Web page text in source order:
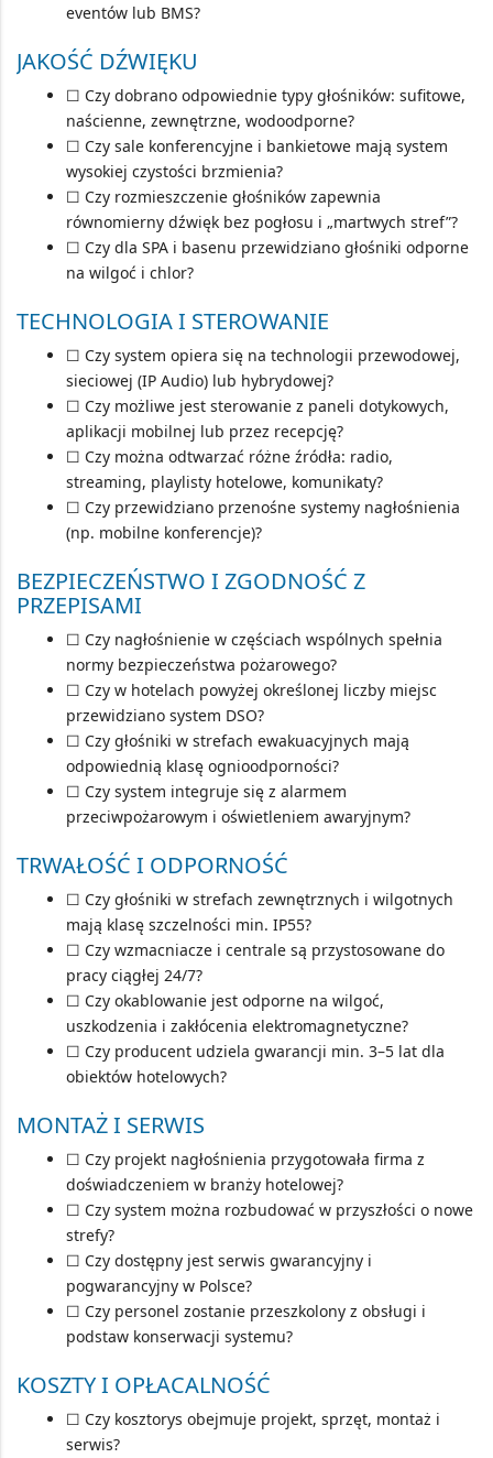
eventów lub BMS?
JAKOŚĆ DŹWIĘKU
☐ Czy dobrano odpowiednie typy głośników: sufitowe,
naścienne, zewnętrzne, wodoodporne?
☐ Czy sale konferencyjne i bankietowe mają system
wysokiej czystości brzmienia?
☐ Czy rozmieszczenie głośników zapewnia
równomierny dźwięk bez pogłosu i „martwych stref”?
☐ Czy dla SPA i basenu przewidziano głośniki odporne
na wilgoć i chlor?
TECHNOLOGIA I STEROWANIE
☐ Czy system opiera się na technologii przewodowej,
sieciowej (IP Audio) lub hybrydowej?
☐ Czy możliwe jest sterowanie z paneli dotykowych,
aplikacji mobilnej lub przez recepcję?
☐ Czy można odtwarzać różne źródła: radio,
streaming, playlisty hotelowe, komunikaty?
☐ Czy przewidziano przenośne systemy nagłośnienia
(np. mobilne konferencje)?
BEZPIECZEŃSTWO I ZGODNOŚĆ Z
PRZEPISAMI
☐ Czy nagłośnienie w częściach wspólnych spełnia
normy bezpieczeństwa pożarowego?
☐ Czy w hotelach powyżej określonej liczby miejsc
przewidziano system DSO?
☐ Czy głośniki w strefach ewakuacyjnych mają
odpowiednią klasę ognioodporności?
☐ Czy system integruje się z alarmem
przeciwpożarowym i oświetleniem awaryjnym?
TRWAŁOŚĆ I ODPORNOŚĆ
☐ Czy głośniki w strefach zewnętrznych i wilgotnych
mają klasę szczelności min. IP55?
☐ Czy wzmacniacze i centrale są przystosowane do
pracy ciągłej 24/7?
☐ Czy okablowanie jest odporne na wilgoć,
uszkodzenia i zakłócenia elektromagnetyczne?
☐ Czy producent udziela gwarancji min. 3–5 lat dla
obiektów hotelowych?
MONTAŻ I SERWIS
☐ Czy projekt nagłośnienia przygotowała firma z
doświadczeniem w branży hotelowej?
☐ Czy system można rozbudować w przyszłości o nowe
strefy?
☐ Czy dostępny jest serwis gwarancyjny i
pogwarancyjny w Polsce?
☐ Czy personel zostanie przeszkolony z obsługi i
podstaw konserwacji systemu?
KOSZTY I OPŁACALNOŚĆ
☐ Czy kosztorys obejmuje projekt, sprzęt, montaż i
serwis?